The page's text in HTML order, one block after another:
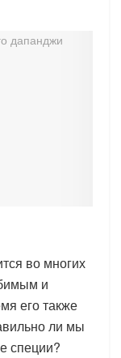
во многих
и
его также
ли мы
специи?